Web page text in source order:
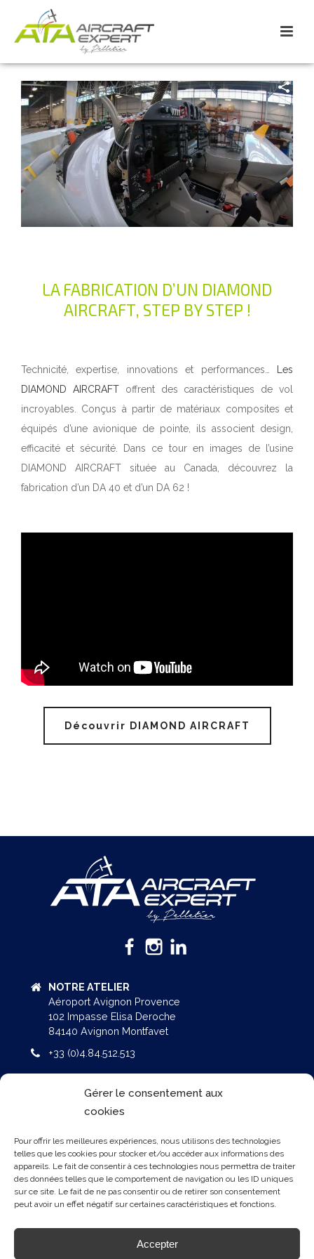
Gérer le consentement aux
cookies
Pour offrir les meilleures expériences, nous utilisons des technologies
telles que les cookies pour stocker et/ou accéder aux informations des
appareils. Le fait de consentir à ces technologies nous permettra de traiter
des données telles que le comportement de navigation ou les ID uniques
sur ce site. Le fait de ne pas consentir ou de retirer son consentement
peut avoir un effet négatif sur certaines caractéristiques et fonctions.
Accepter
LA FABRICATION D’UN DIAMOND
AIRCRAFT, STEP BY STEP !
Technicité, expertise, innovations et performances… Les
DIAMOND AIRCRAFToffrent des caractéristiques de vol
incroyables. Conçus à partir de matériaux composites et
équipés d’une avionique de pointe, ils associent design,
efficacité et sécurité. Dans ce tour en images de l’usine
DIAMOND AIRCRAFT située au Canada, découvrez la
fabrication d’un DA 40 et d’un DA 62 !
Découvrir DIAMOND AIRCRAFT
NOTRE ATELIER
Aéroport Avignon Provence
102 Impasse Elisa Deroche
84140 Avignon Montfavet
+33 (0)4.84.512.513
NOS BUREAUX
AGROPARC / 160 rue Lawrence DURRELL
84911 AVIGNON Cedex 9
+33 (0)4.90.800.700
NOS OFFRES
AEROPRAKT